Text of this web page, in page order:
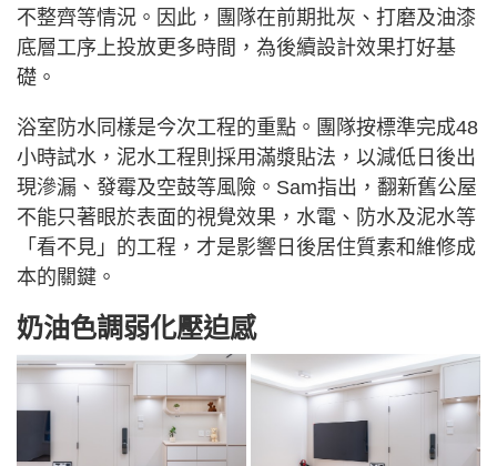
不整齊等情況。因此，團隊在前期批灰、打磨及油漆
底層工序上投放更多時間，為後續設計效果打好基
礎。
浴室防水同樣是今次工程的重點。團隊按標準完成48
小時試水，泥水工程則採用滿漿貼法，以減低日後出
現滲漏、發霉及空鼓等風險。Sam指出，翻新舊公屋
不能只著眼於表面的視覺效果，水電、防水及泥水等
「看不見」的工程，才是影響日後居住質素和維修成
本的關鍵。
奶油色調弱化壓迫感